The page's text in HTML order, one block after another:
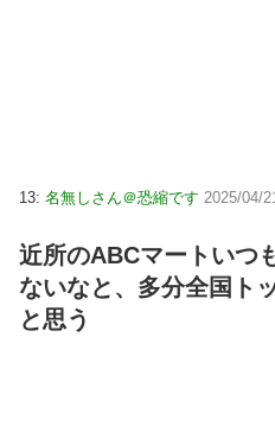
13: 名無しさん＠恐縮です 2025/04/
近所のABCマートいつ
ないなと、多分全国ト
と思う